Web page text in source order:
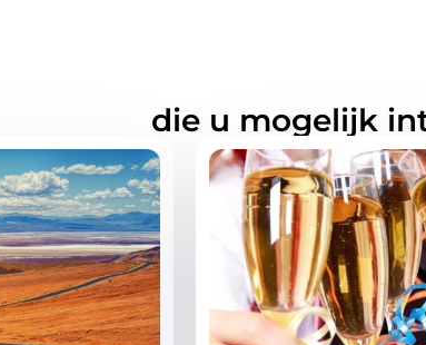
die u mogelijk